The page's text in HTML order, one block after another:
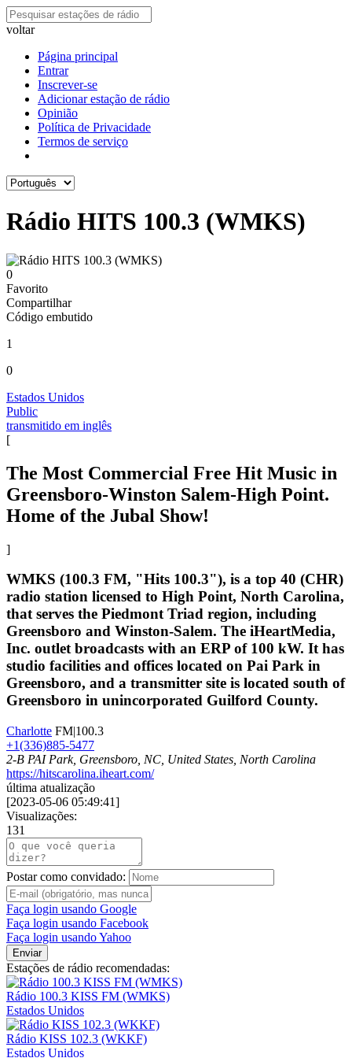
voltar
Página principal
Entrar
Inscrever-se
Adicionar estação de rádio
Opinião
Política de Privacidade
Termos de serviço
Rádio HITS 100.3 (WMKS)
0
Favorito
Compartilhar
Código embutido
1
0
Estados Unidos
Public
transmitido em inglês
[
The Most Commercial Free Hit Music in
Greensboro-Winston Salem-High Point.
Home of the Jubal Show!
]
WMKS (100.3 FM, "Hits 100.3"), is a top 40 (CHR)
radio station licensed to High Point, North Carolina,
that serves the Piedmont Triad region, including
Greensboro and Winston-Salem. The iHeartMedia,
Inc. outlet broadcasts with an ERP of 100 kW. It has
studio facilities and offices located on Pai Park in
Greensboro, and a transmitter site is located south of
Greensboro in unincorporated Guilford County.
Charlotte FM|100.3
+1(336)885-5477
2-B PAI Park, Greensboro, NC, United States, North Carolina
https://hitscarolina.iheart.com/
última atualização
[2023-05-06 05:49:41]
Visualizações:
131
Postar como convidado:
Faça login usando Google
Faça login usando Facebook
Faça login usando Yahoo
Enviar
Estações de rádio recomendadas:
Rádio 100.3 KISS FM (WMKS)
Estados Unidos
Rádio KISS 102.3 (WKKF)
Estados Unidos